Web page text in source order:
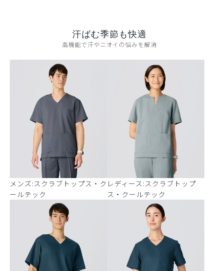
汗ばむ季節も快適
高機能で汗やニオイの悩みを解消
メンズ:スクラブトップス・ク
ールテック
レディース:スクラブトップ
ス・クールテック